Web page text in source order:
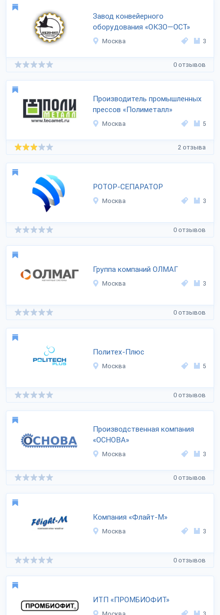
Завод конвейерного
оборудования «ОКЗО—ОСТ»
Москва 3
0 отзывов
Производитель промышленных
прессов «Полиметалл»
Москва 5
2 отзыва
РОТОР-СЕПАРАТОР
Москва 3
0 отзывов
Группа компаний ОЛМАГ
Москва 3
0 отзывов
Политех-Плюс
Москва 5
0 отзывов
Производственная компания
«ОСНОВА»
Москва 3
0 отзывов
Компания «Флайт-М»
Москва 3
0 отзывов
ИТП «ПРОМБИОФИТ»